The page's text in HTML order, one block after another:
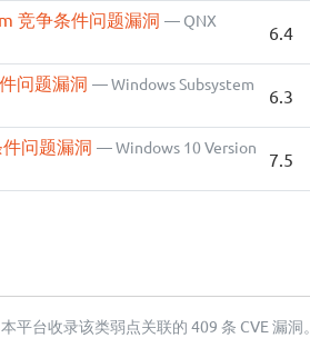
竞争条件问题漏洞 — QNX
6.4
问题漏洞 — Windows Subsystem
6.3
问题漏洞 — Windows 10 Version
7.5
平台收录该类弱点关联的 409 条 CVE 漏洞。